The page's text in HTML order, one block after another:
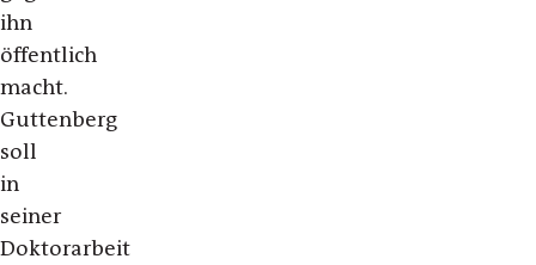
ihn
öffentlich
macht.
Guttenberg
soll
in
seiner
Doktorarbeit